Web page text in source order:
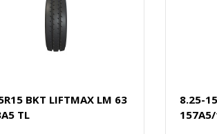
BKT LIFTMAX LM 63
TL
8.25-